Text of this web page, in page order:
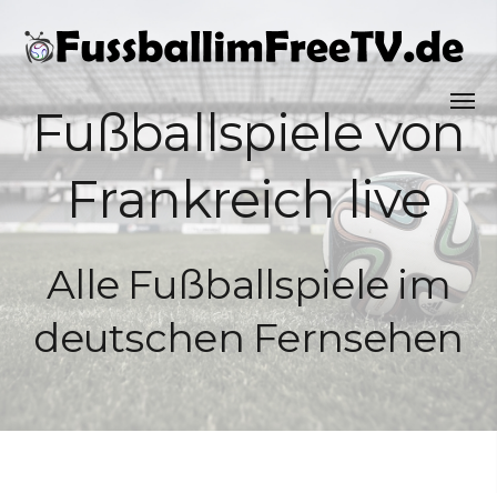
Fußballspiele von
Frankreich live
Alle Fußballspiele im
deutschen Fernsehen